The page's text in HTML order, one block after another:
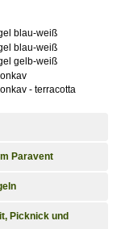
Paravent
Picknick und